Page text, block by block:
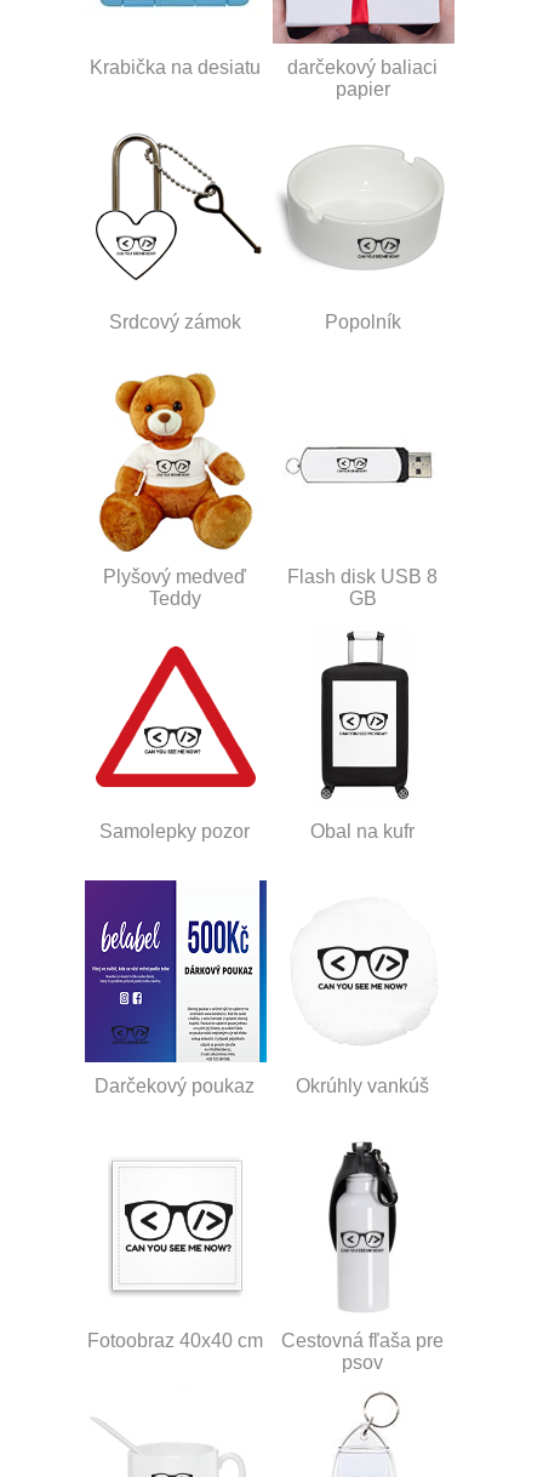
Krabička na desiatu
darčekový baliaci
papier
Srdcový zámok Popolník
Plyšový medveď
Teddy
Flash disk USB 8
GB
Samolepky pozor Obal na kufr
Darčekový poukaz Okrúhly vankúš
Fotoobraz 40x40 cm
Cestovná fľaša pre
psov